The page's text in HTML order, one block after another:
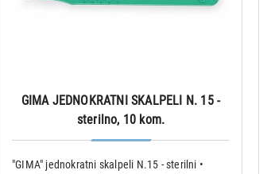
GIMA JEDNOKRATNI SKALPELI N. 15 -
sterilno, 10 kom.
"GIMA" jednokratni skalpeli N.15 - sterilni •